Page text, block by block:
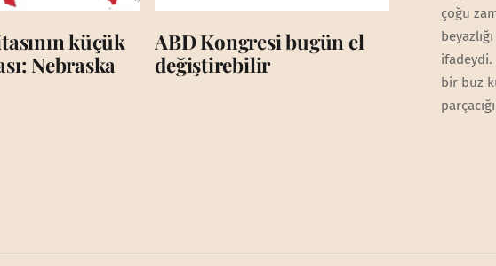
küçük
Nebraska
ABD Kongresi bugün el
değiştirebilir
çoğu
ifadeydi.
bir buz